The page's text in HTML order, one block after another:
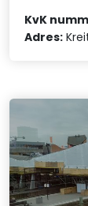
KvK
Adres: